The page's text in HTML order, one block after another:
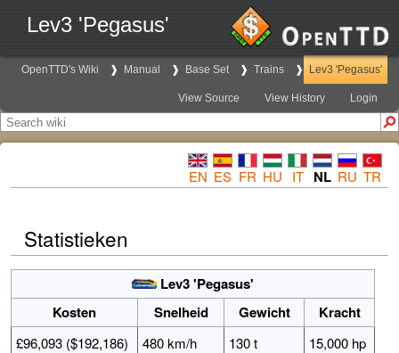
Lev3 'Pegasus'
OpenTTD's Wiki Manual Base Set Trains Lev3 'Pegasus'
View Source View History Login
EN ES FR HU IT NL RU TR
Statistieken
Lev3 'Pegasus'
Kosten
Snelheid Gewicht Kracht
£96,093 ($192,186)
480 km/h
130 t
15,000 hp